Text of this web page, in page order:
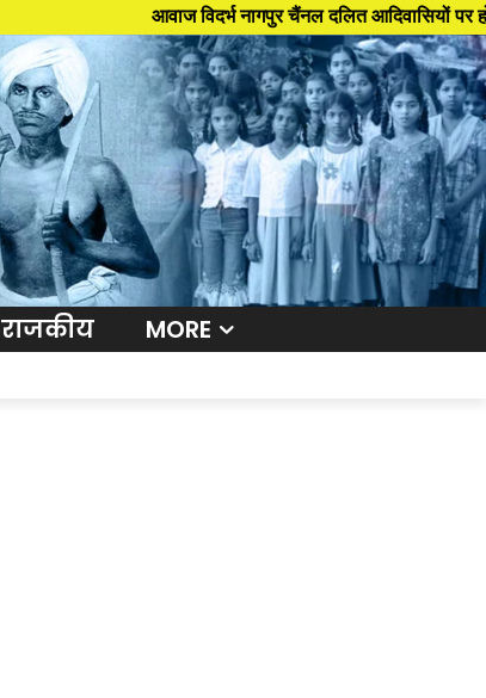
आवाज विदर्भ नागपुर चैंनल दलित आदिवासियों पर होनेवाले
राजकीय MORE